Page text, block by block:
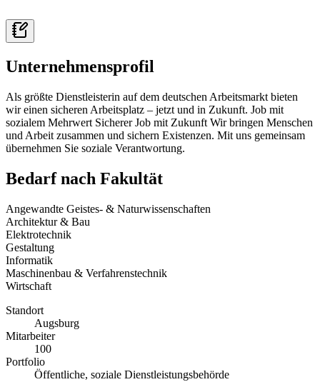
Unternehmensprofil
Als größte Dienstleisterin auf dem deutschen Arbeitsmarkt bieten
wir einen sicheren Arbeitsplatz – jetzt und in Zukunft. Job mit
sozialem Mehrwert Sicherer Job mit Zukunft Wir bringen Menschen
und Arbeit zusammen und sichern Existenzen. Mit uns gemeinsam
übernehmen Sie soziale Verantwortung.
Bedarf nach Fakultät
Angewandte Geistes- & Naturwissenschaften
Architektur & Bau
Elektrotechnik
Gestaltung
Informatik
Maschinenbau & Verfahrenstechnik
Wirtschaft
Standort
Augsburg
Mitarbeiter
100
Portfolio
Öffentliche, soziale Dienstleistungsbehörde